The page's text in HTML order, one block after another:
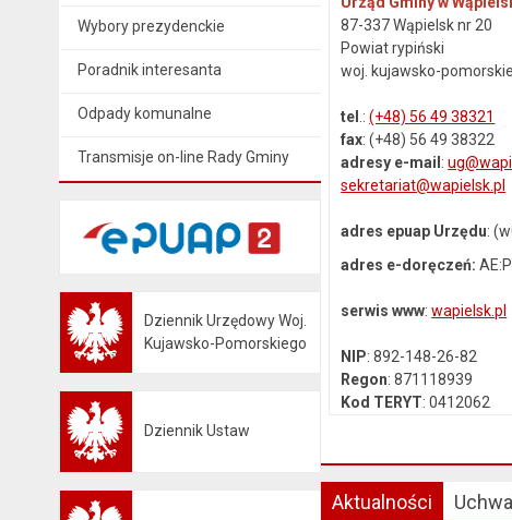
Wybory prezydenckie
Poradnik interesanta
Odpady komunalne
Transmisje on-line Rady Gminy
Dziennik Urzędowy Woj.
Kujawsko-Pomorskiego
Dziennik Ustaw
87-337 Wąpielsk nr 20
Powiat rypiński
woj. kujawsko-pomorskie
tel .:(+48) 56 49 38321
fax: (+48) 56 49 38322
adresy e-mail :
sekretariat@wapielsk.pl
adres epuap Urzędu:
adres e-doręczeń:
serwis www:wapielsk.pl
NIP: 892-148-26-82
Regon: 871118939
Kod TERYT: 0412062
Aktualności